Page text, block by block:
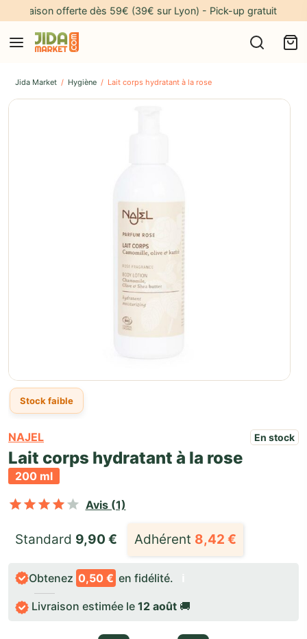
offerte dès 59€ (39€ sur Lyon) - Pick-up gratuit à notre
Jida Market / Hygiène / Lait corps hydratant à la rose
Stock faible
NAJEL En stock
Lait corps hydratant à la rose
200 ml
Notésur 5 basé sur
Avis (1)
Standard 9,90 € Adhérent 8,42 €
Obtenez 0,50 € en fidélité.
Livraison estimée le 12 août 🚚